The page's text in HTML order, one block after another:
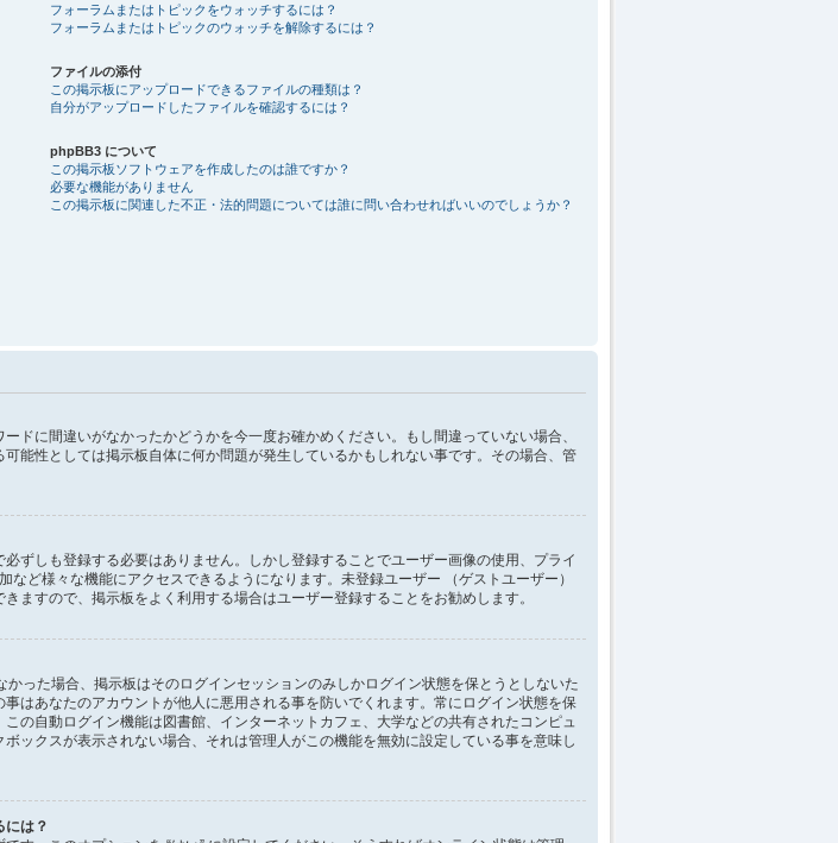
フォーラムまたはトピックをウォッチするには？
フォーラムまたはトピックのウォッチを解除するには？
ファイルの添付
この掲示板にアップロードできるファイルの種類は？
自分がアップロードしたファイルを確認するには？
phpBB3 について
この掲示板ソフトウェアを作成したのは誰ですか？
必要な機能がありません
この掲示板に関連した不正・法的問題については誰に問い合わせればいいのでしょうか？
ドに間違いがなかったかどうかを今一度お確かめください。もし間違っていない場合、
能性としては掲示板自体に何か問題が発生しているかもしれない事です。その場合、管
ずしも登録する必要はありません。しかし登録することでユーザー画像の使用、プライ
ど様々な機能にアクセスできるようになります。未登録ユーザー （ゲストユーザー）
ますので、掲示板をよく利用する場合はユーザー登録することをお勧めします。
った場合、掲示板はそのログインセッションのみしかログイン状態を保とうとしないた
はあなたのアカウントが他人に悪用される事を防いでくれます。常にログイン状態を保
の自動ログイン機能は図書館、インターネットカフェ、大学などの共有されたコンピュ
ックスが表示されない場合、それは管理人がこの機能を無効に設定している事を意味し
には？